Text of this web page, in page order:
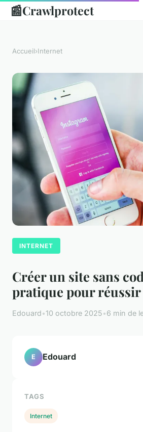
📰Crawlprotect
Accueil›Internet
INTERNET
Créer un site sans
pratique pour
Edouard•10 octobre 2025•6 min de
E Edouard
TAGS
Internet